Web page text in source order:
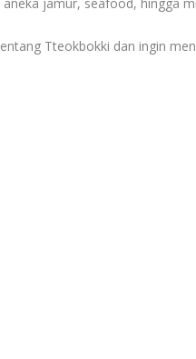
Tteokbokki dan ingin